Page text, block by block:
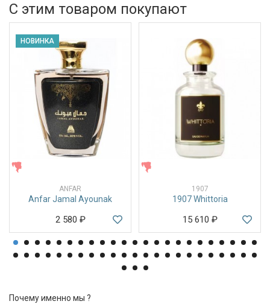
С этим товаром покупают
НОВИНКА
ANFAR
Anfar Jamal Ayounak
2 580 ₽
1907
1907 Whittoria
15 610 ₽
Почему именно мы ?